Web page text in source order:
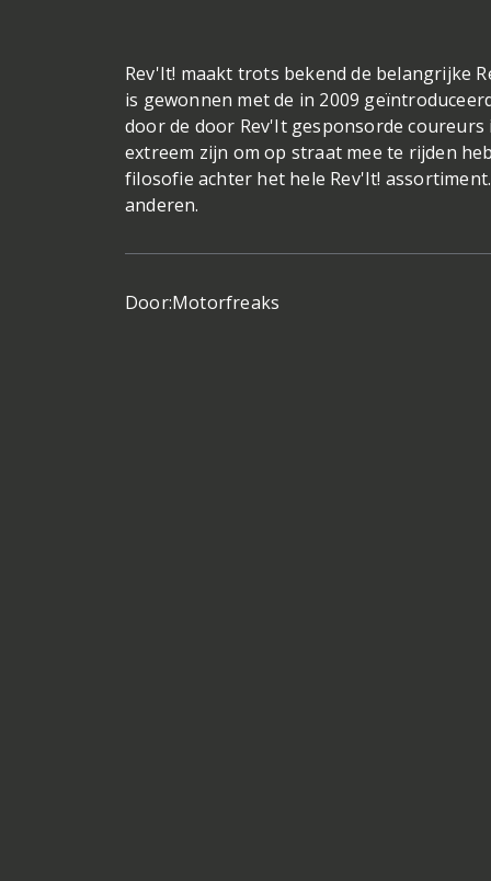
Rev'It! maakt trots bekend de belangrijke
is gewonnen met de in 2009
door de door Rev'It gesponsorde coureurs
extreem zijn om op straat mee te rijden
filosofie achter het hele Rev'It!
anderen.
Door:Motorfreaks